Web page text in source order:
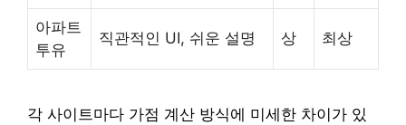
아파트
투유
직관적인 UI, 쉬운 설명 상 최상
각 사이트마다 가점 계산 방식에 미세한 차이가 있